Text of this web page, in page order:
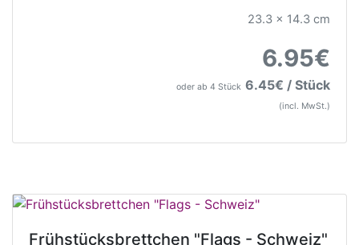
23.3 x 14.3 cm
6.95€
oder ab 4 Stück 6.45€ / Stück
(incl. MwSt.)
Frühstücksbrettchen "Flags - Schweiz"